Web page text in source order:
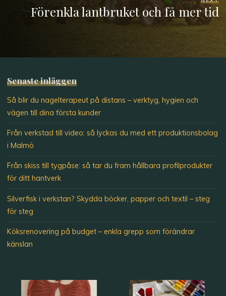
Förenkla lantbruket och få mer tid
Senaste inläggen
Så blir du nagelterapeut på distans – verktyg, hygien och
vägen till dina första kunder
Från verkstad till video: så lyckas du med ett produktionsbolag
i Malmö
Från skiss till tygpåse: så tar du fram hållbara profilprodukter
för ditt hantverk
Silverfisk i verkstan? Skydda böcker, papper och textil – steg
för steg
Köksrenovering på budget – enkla grepp som förändrar
känslan